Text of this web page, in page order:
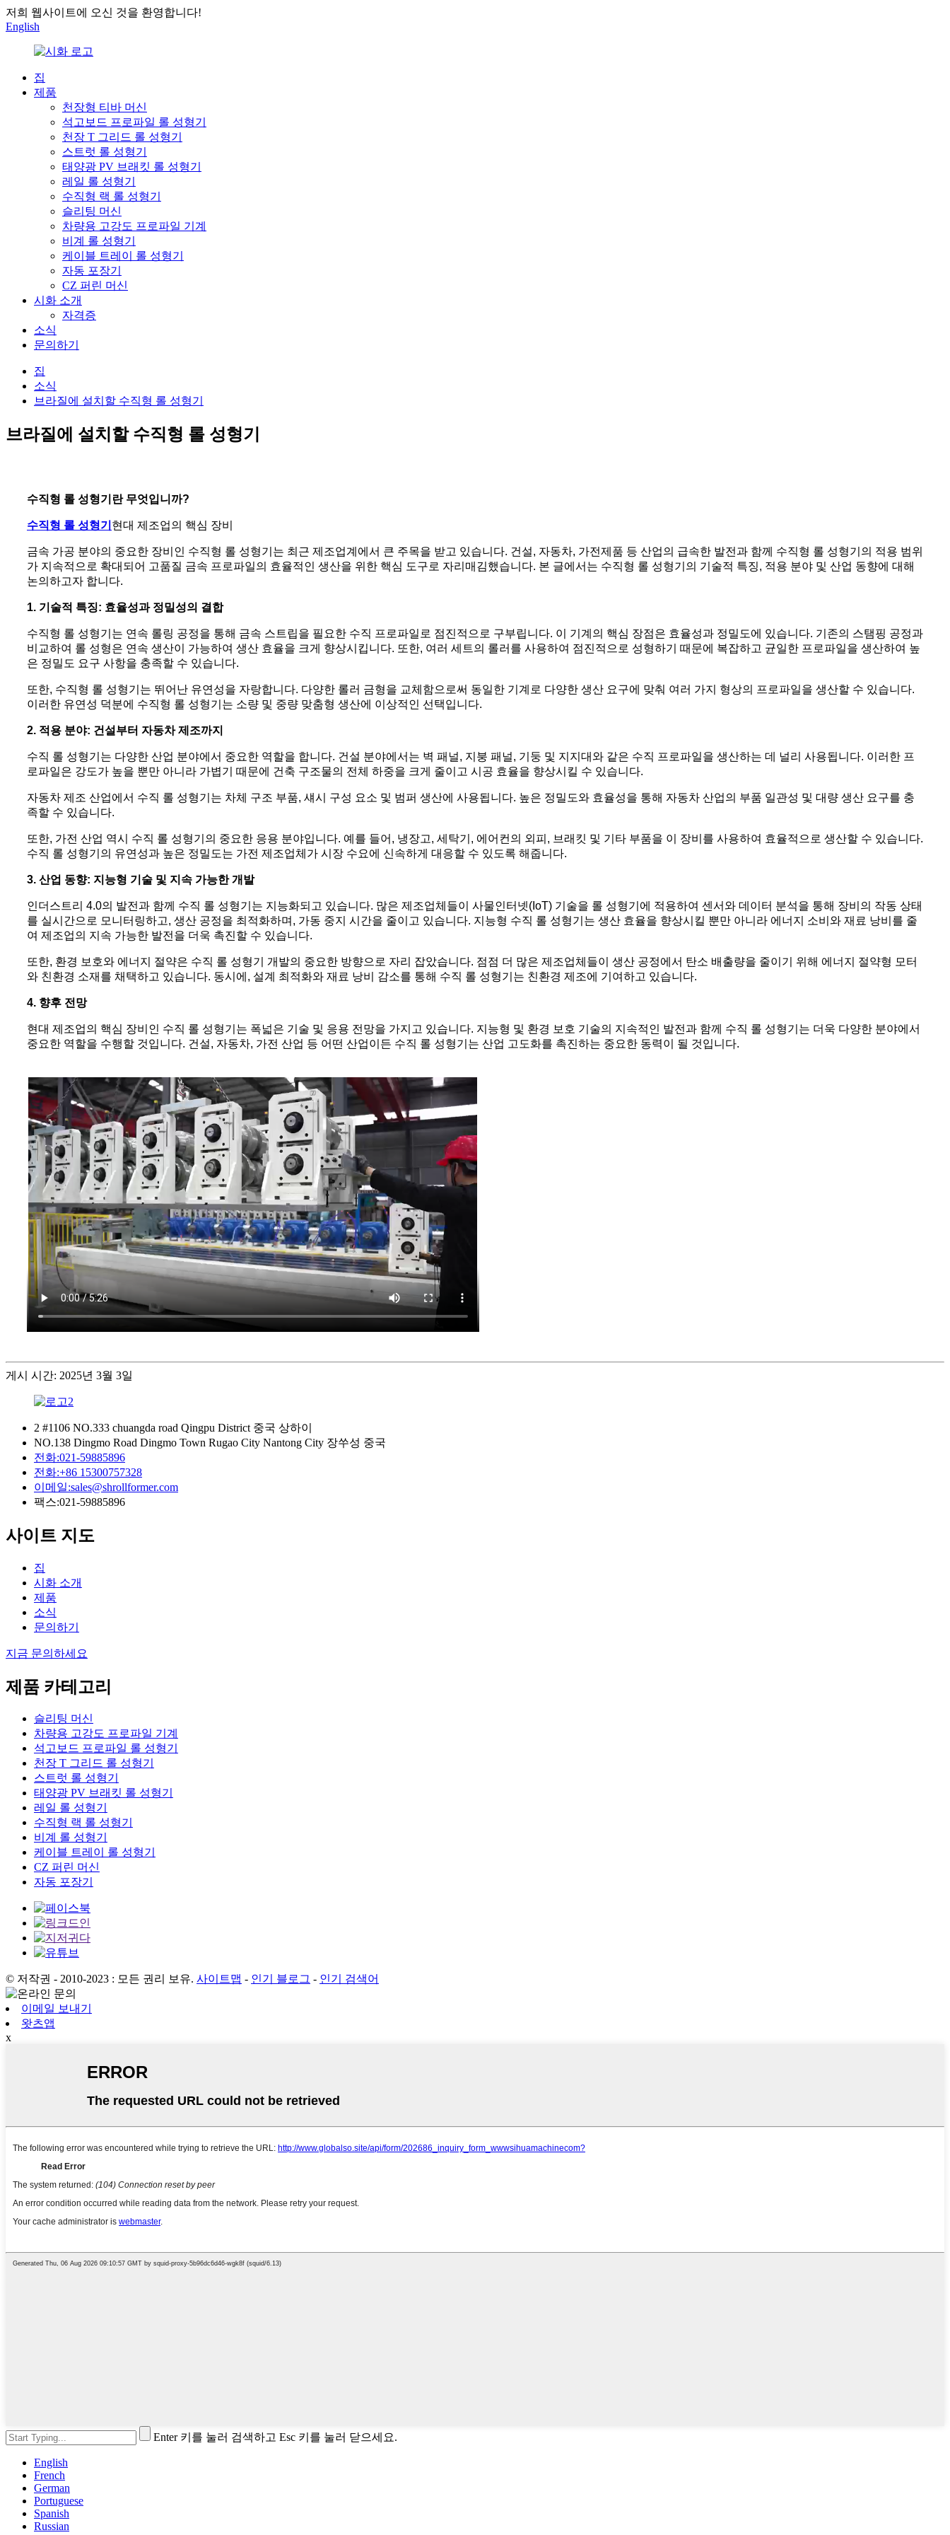
저희 웹사이트에 오신 것을 환영합니다!
English
집
제품
천장형 티바 머신
석고보드 프로파일 롤 성형기
천장 T 그리드 롤 성형기
스트럿 롤 성형기
태양광 PV 브래킷 롤 성형기
레일 롤 성형기
수직형 랙 롤 성형기
슬리팅 머신
차량용 고강도 프로파일 기계
비계 롤 성형기
케이블 트레이 롤 성형기
자동 포장기
CZ 퍼린 머신
시화 소개
자격증
소식
문의하기
집
소식
브라질에 설치할 수직형 롤 성형기
브라질에 설치할 수직형 롤 성형기
수직형 롤 성형기란 무엇입니까?
수직형 롤 성형기 현대 제조업의 핵심 장비
금속 가공 분야의 중요한 장비인 수직형 롤 성형기는 최근 제조업계에서 큰 주목을 받고 있습니다. 건설, 자동차, 가전제품 등 산업의 급속한 발전과 함께 수직형 롤 성형기의 적용 범위
가 지속적으로 확대되어 고품질 금속 프로파일의 효율적인 생산을 위한 핵심 도구로 자리매김했습니다. 본 글에서는 수직형 롤 성형기의 기술적 특징, 적용 분야 및 산업 동향에 대해
논의하고자 합니다.
1. 기술적 특징: 효율성과 정밀성의 결합
수직형 롤 성형기는 연속 롤링 공정을 통해 금속 스트립을 필요한 수직 프로파일로 점진적으로 구부립니다. 이 기계의 핵심 장점은 효율성과 정밀도에 있습니다. 기존의 스탬핑 공정과
비교하여 롤 성형은 연속 생산이 가능하여 생산 효율을 크게 향상시킵니다. 또한, 여러 세트의 롤러를 사용하여 점진적으로 성형하기 때문에 복잡하고 균일한 프로파일을 생산하여 높
은 정밀도 요구 사항을 충족할 수 있습니다.
또한, 수직형 롤 성형기는 뛰어난 유연성을 자랑합니다. 다양한 롤러 금형을 교체함으로써 동일한 기계로 다양한 생산 요구에 맞춰 여러 가지 형상의 프로파일을 생산할 수 있습니다.
이러한 유연성 덕분에 수직형 롤 성형기는 소량 및 중량 맞춤형 생산에 이상적인 선택입니다.
2. 적용 분야: 건설부터 자동차 제조까지
수직 롤 성형기는 다양한 산업 분야에서 중요한 역할을 합니다. 건설 분야에서는 벽 패널, 지붕 패널, 기둥 및 지지대와 같은 수직 프로파일을 생산하는 데 널리 사용됩니다. 이러한 프
로파일은 강도가 높을 뿐만 아니라 가볍기 때문에 건축 구조물의 전체 하중을 크게 줄이고 시공 효율을 향상시킬 수 있습니다.
자동차 제조 산업에서 수직 롤 성형기는 차체 구조 부품, 섀시 구성 요소 및 범퍼 생산에 사용됩니다. 높은 정밀도와 효율성을 통해 자동차 산업의 부품 일관성 및 대량 생산 요구를 충
족할 수 있습니다.
또한, 가전 산업 역시 수직 롤 성형기의 중요한 응용 분야입니다. 예를 들어, 냉장고, 세탁기, 에어컨의 외피, 브래킷 및 기타 부품을 이 장비를 사용하여 효율적으로 생산할 수 있습니다.
수직 롤 성형기의 유연성과 높은 정밀도는 가전 제조업체가 시장 수요에 신속하게 대응할 수 있도록 해줍니다.
3. 산업 동향: 지능형 기술 및 지속 가능한 개발
인더스트리 4.0의 발전과 함께 수직 롤 성형기는 지능화되고 있습니다. 많은 제조업체들이 사물인터넷(IoT) 기술을 롤 성형기에 적용하여 센서와 데이터 분석을 통해 장비의 작동 상태
를 실시간으로 모니터링하고, 생산 공정을 최적화하며, 가동 중지 시간을 줄이고 있습니다. 지능형 수직 롤 성형기는 생산 효율을 향상시킬 뿐만 아니라 에너지 소비와 재료 낭비를 줄
여 제조업의 지속 가능한 발전을 더욱 촉진할 수 있습니다.
또한, 환경 보호와 에너지 절약은 수직 롤 성형기 개발의 중요한 방향으로 자리 잡았습니다. 점점 더 많은 제조업체들이 생산 공정에서 탄소 배출량을 줄이기 위해 에너지 절약형 모터
와 친환경 소재를 채택하고 있습니다. 동시에, 설계 최적화와 재료 낭비 감소를 통해 수직 롤 성형기는 친환경 제조에 기여하고 있습니다.
4. 향후 전망
현대 제조업의 핵심 장비인 수직 롤 성형기는 폭넓은 기술 및 응용 전망을 가지고 있습니다. 지능형 및 환경 보호 기술의 지속적인 발전과 함께 수직 롤 성형기는 더욱 다양한 분야에서
중요한 역할을 수행할 것입니다. 건설, 자동차, 가전 산업 등 어떤 산업이든 수직 롤 성형기는 산업 고도화를 촉진하는 중요한 동력이 될 것입니다.
게시 시간: 2025년 3월 3일
2 #1106 NO.333 chuangda road Qingpu District 중국 상하이
NO.138 Dingmo Road Dingmo Town Rugao City Nantong City 장쑤성 중국
전화:021-59885896
전화:+86 15300757328
이메일:sales@shrollformer.com
팩스:021-59885896
사이트 지도
집
시화 소개
제품
소식
문의하기
지금 문의하세요
제품 카테고리
슬리팅 머신
차량용 고강도 프로파일 기계
석고보드 프로파일 롤 성형기
천장 T 그리드 롤 성형기
스트럿 롤 성형기
태양광 PV 브래킷 롤 성형기
레일 롤 성형기
수직형 랙 롤 성형기
비계 롤 성형기
케이블 트레이 롤 성형기
CZ 퍼린 머신
자동 포장기
© 저작권 - 2010-2023 : 모든 권리 보유. 사이트맵 - 인기 블로그 - 인기 검색어
이메일 보내기
왓츠앱
x
Enter 키를 눌러 검색하고 Esc 키를 눌러 닫으세요.
English
French
German
Portuguese
Spanish
Russian